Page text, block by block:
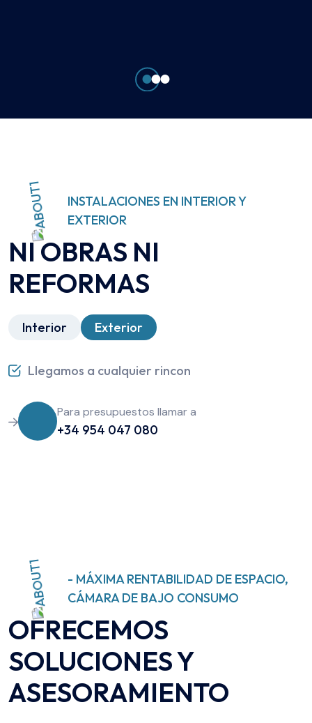
INSTALACIONES EN INTERIOR Y
EXTERIOR
NI OBRAS NI
REFORMAS
Interior Exterior
Llegamos a cualquier rincon
Para presupuestos llamar a
+34 954 047 080
- MÁXIMA RENTABILIDAD DE ESPACIO,
CÁMARA DE BAJO CONSUMO
OFRECEMOS
SOLUCIONES Y
ASESORAMIENTO